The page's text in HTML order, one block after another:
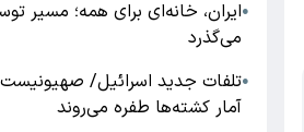
●ایران، خانه‌ای برای همه؛ مسیر
می‌گذرد
●تلفات جدید اسرائیل/
آمار کشته‌ها طفره می‌روند